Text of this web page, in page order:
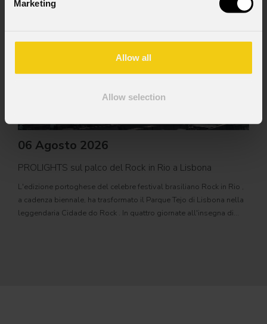
Marketing
Allow all
Allow selection
06 Agosto 2026
PROLIGHTS sul palco del Rock in Rio a Lisbona
L'edizione portoghese del celebre festival brasiliano Rock in Rio ,
a cadenza biennale, ha trasformato il Parque Tejo di Lisbona nella
leggendaria Cidade do Rock . In quattro giornate all'insegna di